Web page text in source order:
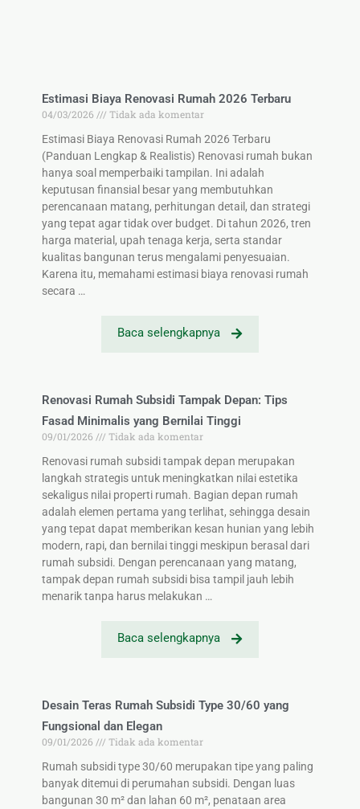
Estimasi Biaya Renovasi Rumah 2026 Terbaru
04/03/2026
Tidak ada komentar
Estimasi Biaya Renovasi Rumah 2026 Terbaru
(Panduan Lengkap & Realistis) Renovasi rumah bukan
hanya soal memperbaiki tampilan. Ini adalah
keputusan finansial besar yang membutuhkan
perencanaan matang, perhitungan detail, dan strategi
yang tepat agar tidak over budget. Di tahun 2026, tren
harga material, upah tenaga kerja, serta standar
kualitas bangunan terus mengalami penyesuaian.
Karena itu, memahami estimasi biaya renovasi rumah
secara …
Baca selengkapnya
Renovasi Rumah Subsidi Tampak Depan: Tips
Fasad Minimalis yang Bernilai Tinggi
09/01/2026
Tidak ada komentar
Renovasi rumah subsidi tampak depan merupakan
langkah strategis untuk meningkatkan nilai estetika
sekaligus nilai properti rumah. Bagian depan rumah
adalah elemen pertama yang terlihat, sehingga desain
yang tepat dapat memberikan kesan hunian yang lebih
modern, rapi, dan bernilai tinggi meskipun berasal dari
rumah subsidi. Dengan perencanaan yang matang,
tampak depan rumah subsidi bisa tampil jauh lebih
menarik tanpa harus melakukan …
Baca selengkapnya
Desain Teras Rumah Subsidi Type 30/60 yang
Fungsional dan Elegan
09/01/2026
Tidak ada komentar
Rumah subsidi type 30/60 merupakan tipe yang paling
banyak ditemui di perumahan subsidi. Dengan luas
bangunan 30 m² dan lahan 60 m², penataan area